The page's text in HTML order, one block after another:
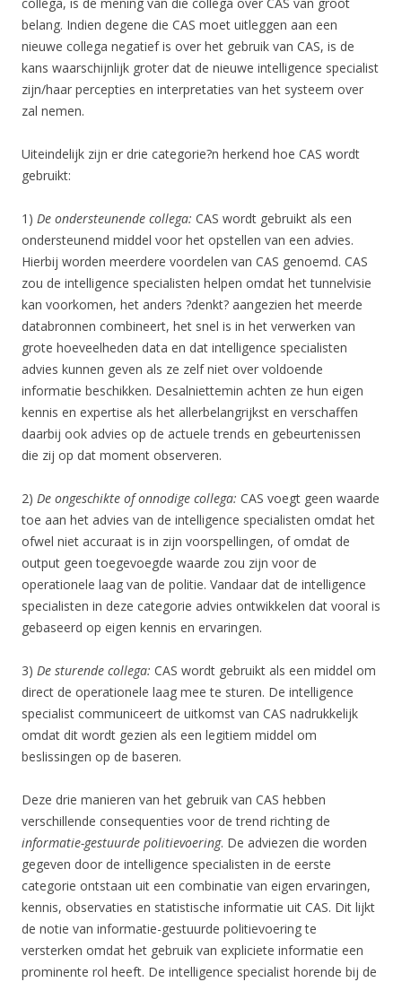
belang. Indien degene die CAS moet uitleggen aan een
nieuwe collega negatief is over het gebruik van CAS, is de
kans waarschijnlijk groter dat de nieuwe intelligence specialist
zijn/haar percepties en interpretaties van het systeem over
zal nemen.
Uiteindelijk zijn er drie categorie?n herkend hoe CAS wordt
gebruikt:
1) De ondersteunende collega: CAS wordt gebruikt als een
ondersteunend middel voor het opstellen van een advies.
Hierbij worden meerdere voordelen van CAS genoemd. CAS
zou de intelligence specialisten helpen omdat het tunnelvisie
kan voorkomen, het anders ?denkt? aangezien het meerde
databronnen combineert, het snel is in het verwerken van
grote hoeveelheden data en dat intelligence specialisten
advies kunnen geven als ze zelf niet over voldoende
informatie beschikken. Desalniettemin achten ze hun eigen
kennis en expertise als het allerbelangrijkst en verschaffen
daarbij ook advies op de actuele trends en gebeurtenissen
die zij op dat moment observeren.
2) De ongeschikte of onnodige collega: CAS voegt geen waarde
toe aan het advies van de intelligence specialisten omdat het
ofwel niet accuraat is in zijn voorspellingen, of omdat de
output geen toegevoegde waarde zou zijn voor de
operationele laag van de politie. Vandaar dat de intelligence
specialisten in deze categorie advies ontwikkelen dat vooral is
gebaseerd op eigen kennis en ervaringen.
3) De sturende collega: CAS wordt gebruikt als een middel om
direct de operationele laag mee te sturen. De intelligence
specialist communiceert de uitkomst van CAS nadrukkelijk
omdat dit wordt gezien als een legitiem middel om
beslissingen op de baseren.
Deze drie manieren van het gebruik van CAS hebben
verschillende consequenties voor de trend richting de
informatie-gestuurde politievoering. De adviezen die worden
gegeven door de intelligence specialisten in de eerste
categorie ontstaan uit een combinatie van eigen ervaringen,
kennis, observaties en statistische informatie uit CAS. Dit lijkt
de notie van informatie-gestuurde politievoering te
versterken omdat het gebruik van expliciete informatie een
prominente rol heeft. De intelligence specialist horende bij de